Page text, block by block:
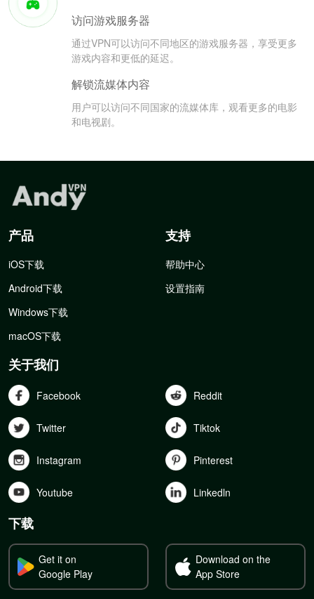
访问游戏服务器
通过VPN可以访问不同地区的游戏服务器，享受更多
游戏内容和更低的延迟。
解锁流媒体内容
用户可以访问不同国家的流媒体库，观看更多的电影
和电视剧。
产品
iOS下载
Android下载
Windows下载
macOS下载
支持
帮助中心
设置指南
关于我们
Facebook Reddit
Twitter Tiktok
Instagram Pinterest
Youtube Linkedln
下载
Get it on
Google Play
Download on the
App Store